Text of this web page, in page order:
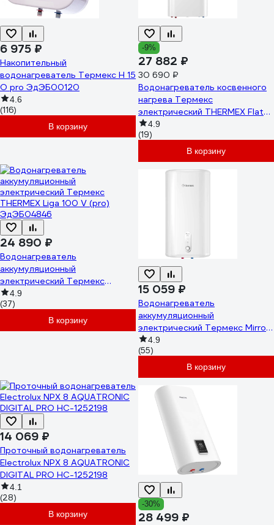
6 975 ₽
Накопительный
водонагреватель Термекс H 15
O pro ЭдЭБ00120
4.6
(116)
В корзину
-9%
27 882 ₽
30 690 ₽
Водонагреватель косвенного
нагрева Термекс
электрический THERMEX Flat
100 V Combi ЭдЭБ02772
4.9
(19)
В корзину
24 890 ₽
Водонагреватель
аккумуляционный
электрический Термекс
THERMEX Liga 100 V (pro)
ЭдЭБ04846
4.9
(37)
В корзину
15 059 ₽
Водонагреватель
аккумуляционный
электрический Термекс Mirror
50 V ЭдЭБ04826
4.9
(55)
В корзину
14 069 ₽
Проточный водонагреватель
Electrolux NPX 8 AQUATRONIC
DIGITAL PRO НС-1252198
4.1
(28)
В корзину
-30%
28 499 ₽